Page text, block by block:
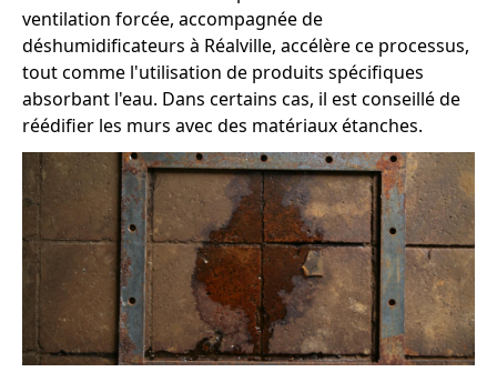
ventilation forcée, accompagnée de
déshumidificateurs à Réalville, accélère ce processus,
tout comme l'utilisation de produits spécifiques
absorbant l'eau. Dans certains cas, il est conseillé de
réédifier les murs avec des matériaux étanches.